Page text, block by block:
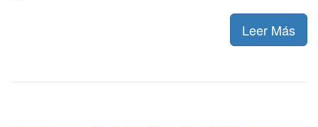
Leer Más